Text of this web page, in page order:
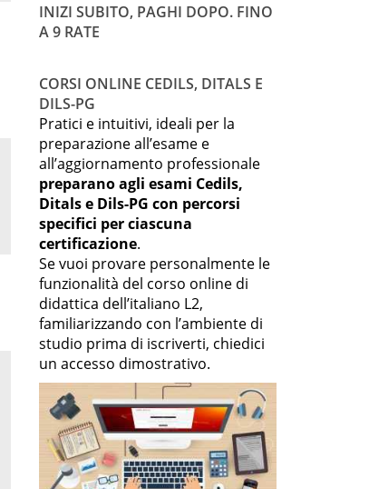
INIZI SUBITO, PAGHI DOPO. FINO
A 9 RATE
CORSI ONLINE CEDILS, DITALS E
DILS-PG
Pratici e intuitivi, ideali per la
preparazione all’esame e
all’aggiornamento professionale
preparano agli esami Cedils,
Ditals e Dils-PG con percorsi
specifici per ciascuna
certificazione.
Se vuoi provare personalmente le
funzionalità del corso online di
didattica dell’italiano L2,
familiarizzando con l’ambiente di
studio prima di iscriverti, chiedici
un accesso dimostrativo.